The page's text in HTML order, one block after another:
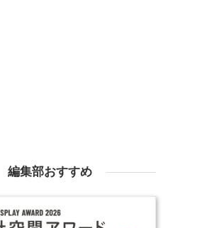
編集部おすすめ